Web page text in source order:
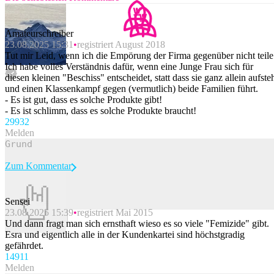
Amateurschreiber
23.08.2025 15:31 registriert August 2018
Tut mir Leid, wenn ich die Empörung der Firma gegenüber nicht
Ich habe volles Verständnis dafür, wenn eine Junge Frau sich für
diesen kleinen "Beschiss" entscheidet, statt dass sie ganz allein
und einen Klassenkampf gegen (vermutlich) beide Familien führt.
- Es ist gut, dass es solche Produkte gibt!
- Es ist schlimm, dass es solche Produkte braucht!
29932
Melden
Beitrag melden
Zum Kommentar
Sensei
23.08.2025 15:39 registriert Mai 2015
Und dann fragt man sich ernsthaft wieso es so viele "Femizide" gibt.
Esra und eigentlich alle in der Kundenkartei sind höchstgradig
gefährdet.
14911
Melden